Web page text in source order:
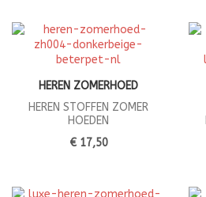
HEREN ZOMERHOED
HEREN STOFFEN ZOMER
HOEDEN
€ 17,50